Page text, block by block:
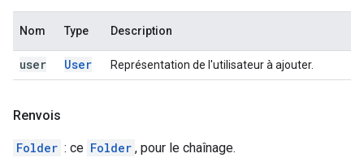
Nom Type Description
user User Représentation de l'utilisateur à ajouter.
Renvois
Folder : ce Folder , pour le chaînage.